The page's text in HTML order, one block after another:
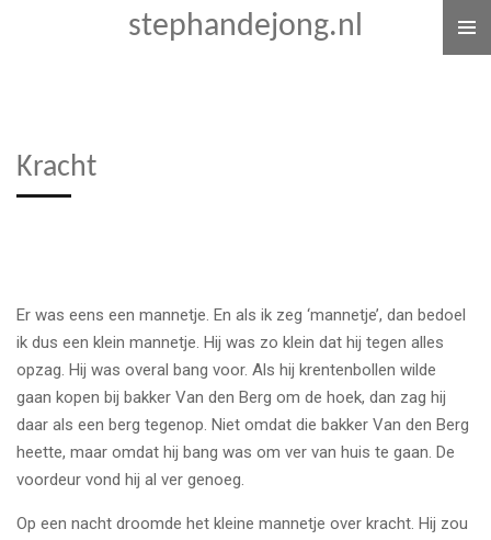
stephandejong.nl
Kracht
Er was eens een mannetje. En als ik zeg ‘mannetje’, dan bedoel
ik dus een klein mannetje. Hij was zo klein dat hij tegen alles
opzag. Hij was overal bang voor. Als hij krentenbollen wilde
gaan kopen bij bakker Van den Berg om de hoek, dan zag hij
daar als een berg tegenop. Niet omdat die bakker Van den Berg
heette, maar omdat hij bang was om ver van huis te gaan. De
voordeur vond hij al ver genoeg.
Op een nacht droomde het kleine mannetje over kracht. Hij zou